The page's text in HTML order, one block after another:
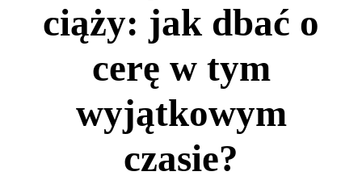
ciąży: jak dbać o
cerę w tym
wyjątkowym
czasie?